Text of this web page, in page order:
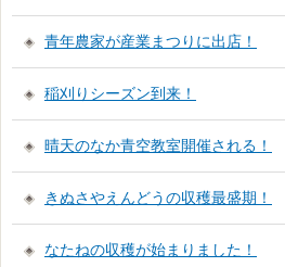
青年農家が産業まつりに出店！
稲刈りシーズン到来！
晴天のなか青空教室開催される！
きぬさやえんどうの収穫最盛期！
なたねの収穫が始まりました！